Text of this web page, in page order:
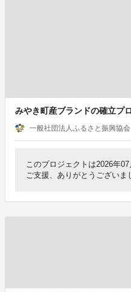
みやき町産ブランドの確立プ
一般社団法人ふるさと振興協会
このプロジェクトは2026年
ご支援、ありがとうございま